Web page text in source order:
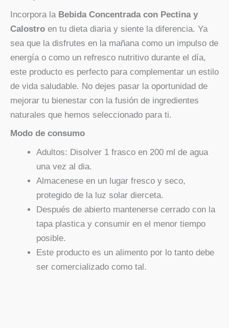
Incorpora la Bebida Concentrada con Pectina y
Calostro en tu dieta diaria y siente la diferencia. Ya
sea que la disfrutes en la mañana como un impulso de
energía o como un refresco nutritivo durante el día,
este producto es perfecto para complementar un estilo
de vida saludable. No dejes pasar la oportunidad de
mejorar tu bienestar con la fusión de ingredientes
naturales que hemos seleccionado para ti.
Modo de consumo
Adultos: Disolver 1 frasco en 200 ml de agua
una vez al dia.
Almacenese en un lugar fresco y seco,
protegido de la luz solar dierceta.
Después de abierto mantenerse cerrado con la
tapa plastica y consumir en el menor tiempo
posible.
Este producto es un alimento por lo tanto debe
ser comercializado como tal.